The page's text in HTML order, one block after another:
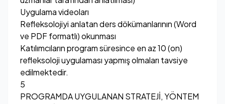
Uygulama videoları
Refleksolojiyi anlatan ders dökümanlarının (Word
ve PDF formatlı) okunması
Katılımcıların program süresince en az 10 (on)
refleksoloji uygulaması yapmış olmaları tavsiye
edilmektedir.
5
PROGRAMDA UYGULANAN STRATEJİ, YÖNTEM